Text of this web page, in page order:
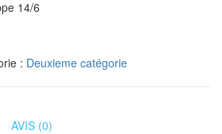
14/6
: Deuxieme catégorie
AVIS (0)